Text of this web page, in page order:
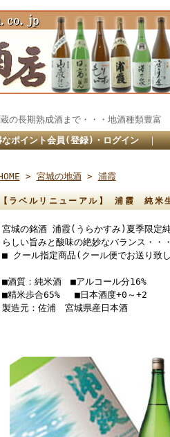
蔵の長期熟成酒まで・・・地酒種
なポイント会員(登録)・ログイン ｜
> 宮城の地酒> 浦霞
【ラベルリニューアル】 浦霞 純
宮城の銘酒 浦霞(うらかすみ)夏季限定
らしい旨みと酸味の絶妙なバランス・・
■ クール指定商品(クール便でお送り致し
■酒質：純米酒 ■アルコール分16%
■精米歩合65% ■日本酒度+0～+2
製造元：佐浦 宮城県産日本酒